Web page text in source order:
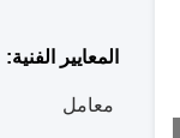
المعايير الفنية:
معامل